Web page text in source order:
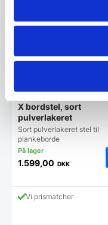
X bordstel, sort
pulverlakeret
Sort pulverlakeret stel til
plankeborde
1.599,00 DKK
Vi prismatcher